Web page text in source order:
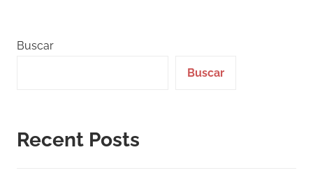
Buscar
Buscar
Recent Posts